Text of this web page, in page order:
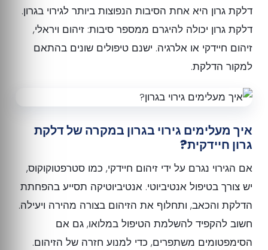
דלקת גרון היא אחת הסיבות הנפוצות ביותר לגירוי בגרון.
דלקת גרון יכולה להיגרם ממספר סיבות: זיהום ויראלי,
זיהום חיידקי או אלרגיה. ישנם טיפולים שונים בהתאם
למקור הדלקת.
איך מעלימים גירוי בגרון במקרה של דלקת
גרון חיידקית?
אם הגירוי נגרם על ידי זיהום חיידקי, כמו סטרפטוקוקוס,
יש צורך בטיפול אנטיביוטי. אנטיביוטיקה תסייע בהפחתת
הדלקת והכאב, ותחלוף את הזיהום בצורה מהירה ויעילה.
חשוב להקפיד להשלמת הטיפול במלואו, גם אם
הסימפטומים משתפרים, כדי למנוע חזרה של הזיהום.